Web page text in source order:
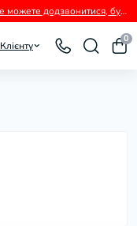
⚠️ Наразі можливі перебої зі зв’язком. Якщо не можете додзвонитися, будь ласка, пишіть нам у Viber.
Клієнту
0